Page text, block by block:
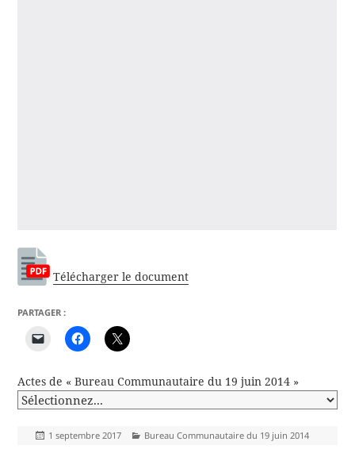
Télécharger le document
PARTAGER :
Actes de « Bureau Communautaire du 19 juin 2014 »
Publié
1 septembre 2017 Catégories
Bureau Communautaire du 19 juin 2014